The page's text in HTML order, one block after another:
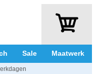
Sale Maatwerk